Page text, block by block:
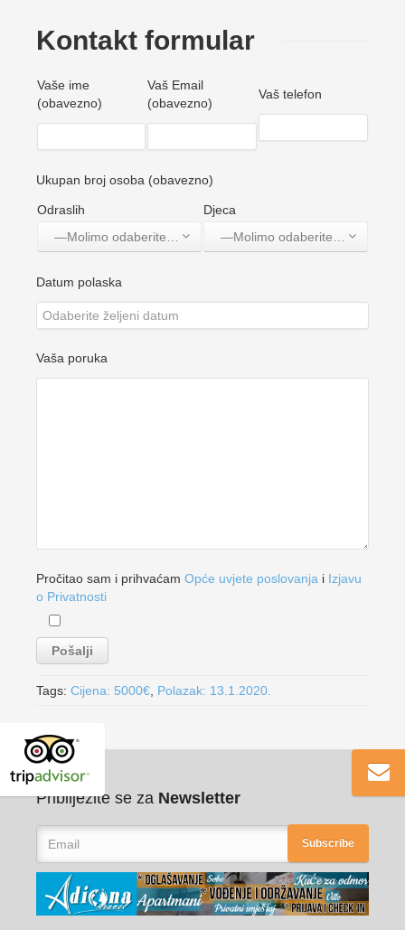
Kontakt formular
Vaše ime
(obavezno)
Vaš Email
(obavezno)
Vaš telefon
Ukupan broj osoba (obavezno)
Odraslih
—Molimo odaberite jednu opciju—
Djeca
—Molimo odaberite jednu opciju—
Datum polaska
Vaša poruka
Pročitao sam i prihvaćam Opće uvjete poslovanja i Izjavu
o Privatnosti
Tags: Cijena: 5000€, Polazak: 13.1.2020.
Pribilježite se za Newsletter
Subscribe